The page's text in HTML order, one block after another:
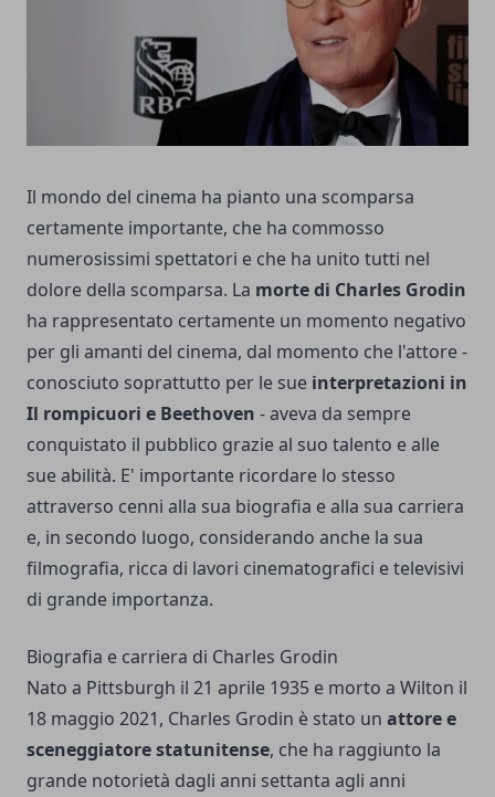
Il mondo del cinema ha pianto una scomparsa
certamente importante, che ha commosso
numerosissimi spettatori e che ha unito tutti nel
dolore della scomparsa. La morte di Charles Grodin
ha rappresentato certamente un momento negativo
per gli amanti del cinema, dal momento che l'attore -
conosciuto soprattutto per le sue interpretazioni in
Il rompicuori e Beethoven - aveva da sempre
conquistato il pubblico grazie al suo talento e alle
sue abilità. E' importante ricordare lo stesso
attraverso cenni alla sua biografia e alla sua carriera
e, in secondo luogo, considerando anche la sua
filmografia, ricca di lavori cinematografici e televisivi
di grande importanza.
Biografia e carriera di Charles Grodin
Nato a Pittsburgh il 21 aprile 1935 e morto a Wilton il
18 maggio 2021, Charles Grodin è stato un attore e
sceneggiatore statunitense, che ha raggiunto la
grande notorietà dagli anni settanta agli anni